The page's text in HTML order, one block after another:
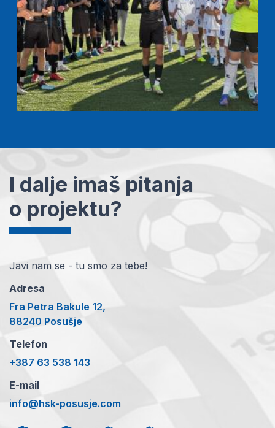
I dalje imaš pitanja
o projektu?
Javi nam se - tu smo za tebe!
Adresa
Fra Petra Bakule 12,
88240 Posušje
Telefon
+387 63 538 143
E-mail
info@hsk-posusje.com